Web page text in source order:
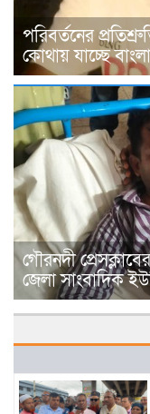
পরিবর্তনের
কোথায় যাচ্ছে
গৌরনদী
জেলা সাংবাদিক